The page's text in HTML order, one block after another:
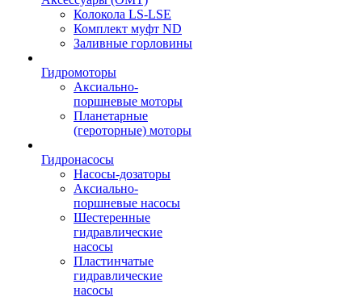
Колокола LS-LSE
Комплект муфт ND
Заливные горловины
Гидромоторы
Аксиально-
поршневые моторы
Планетарные
(героторные) моторы
Гидронасосы
Насосы-дозаторы
Аксиально-
поршневые насосы
Шестеренные
гидравлические
насосы
Пластинчатые
гидравлические
насосы